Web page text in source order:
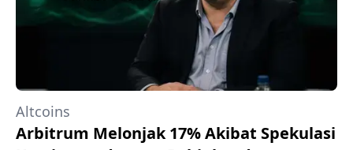
Altcoins
Arbitrum Melonjak 17% Akibat Spekulasi